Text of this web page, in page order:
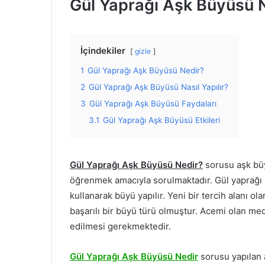
Gül Yaprağı Aşk Büyüsü
İçindekiler gizle
1 Gül Yaprağı Aşk Büyüsü Nedir?
2 Gül Yaprağı Aşk Büyüsü Nasıl Yapılır?
3 Gül Yaprağı Aşk Büyüsü Faydaları
3.1 Gül Yaprağı Aşk Büyüsü Etkileri
Gül Yaprağı Aşk Büyüsü Nedir? sorusu aşk
öğrenmek amacıyla sorulmaktadır. Gül
kullanarak büyü yapılır. Yeni bir tercih alanı
başarılı bir büyü türü olmuştur. Acemi olan
edilmesi gerekmektedir.
Gül Yaprağı Aşk Büyüsü Nedir sorusu yapılan